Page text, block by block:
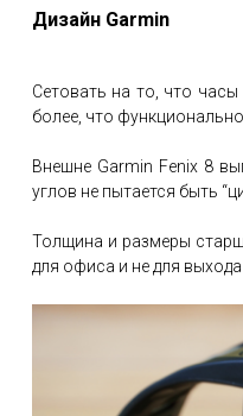
Дизайн Garmin
Сетовать на то, что
более, что
Внешне Garmin Fenix 8
углов не пытается быть
Толщина и размеры
для офиса и не для